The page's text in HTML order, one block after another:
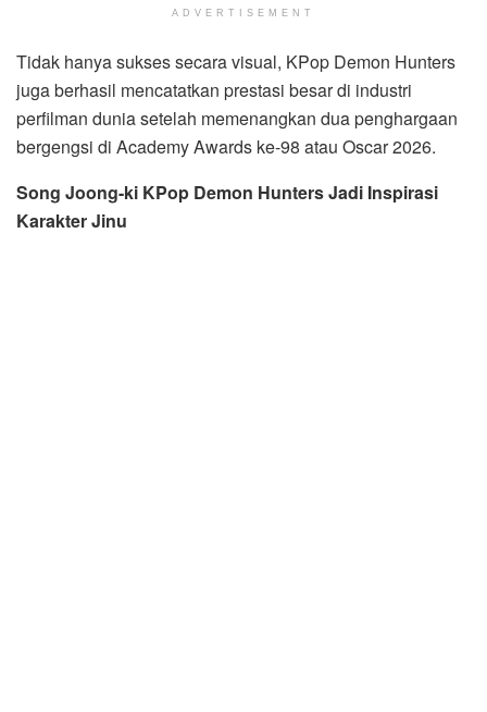
ADVERTISEMENT
Tidak hanya sukses secara visual, KPop Demon Hunters
juga berhasil mencatatkan prestasi besar di industri
perfilman dunia setelah memenangkan dua penghargaan
bergengsi di Academy Awards ke-98 atau Oscar 2026.
Song Joong-ki KPop Demon Hunters Jadi Inspirasi
Karakter Jinu